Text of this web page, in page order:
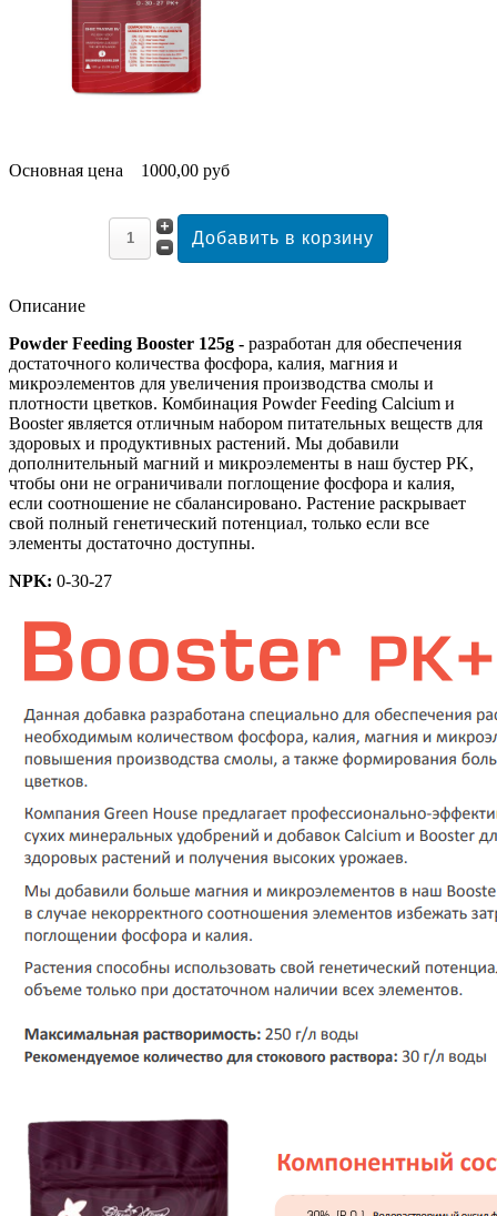
Основная цена 1000,00 руб
Описание
Powder Feeding Booster 125g - разработан для обеспечения
достаточного количества фосфора, калия, магния и
микроэлементов для увеличения производства смолы и
плотности цветков. Комбинация Powder Feeding Calcium и
Booster является отличным набором питательных веществ для
здоровых и продуктивных растений. Мы добавили
дополнительный магний и микроэлементы в наш бустер PK,
чтобы они не ограничивали поглощение фосфора и калия,
если соотношение не сбалансировано. Растение раскрывает
свой полный генетический потенциал, только если все
элементы достаточно доступны.
NPK: 0-30-27